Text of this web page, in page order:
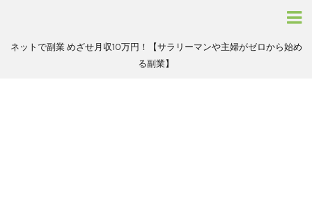
ネットで副業 めざせ月収10万円！【サラリーマンや主婦がゼロから始め
る副業】